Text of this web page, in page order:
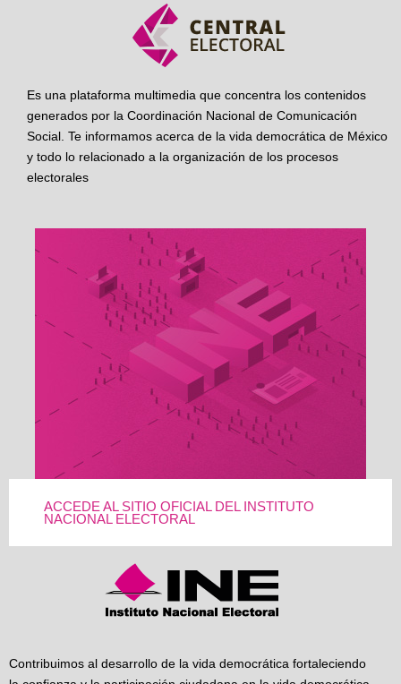
Es una plataforma multimedia que concentra los contenidos
generados por la Coordinación Nacional de Comunicación
Social. Te informamos acerca de la vida democrática de México
y todo lo relacionado a la organización de los procesos
electorales
ACCEDE AL SITIO OFICIAL DEL INSTITUTO
NACIONAL ELECTORAL
Contribuimos al desarrollo de la vida democrática fortaleciendo